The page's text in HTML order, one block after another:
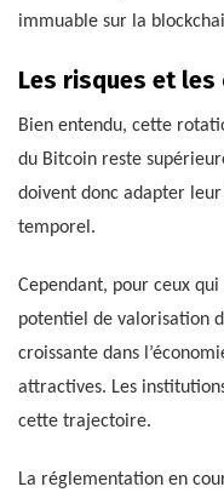
immuable sur la
Les risques et
Bien entendu, cette
du Bitcoin reste
doivent donc adapter
temporel.
Cependant, pour ceux
potentiel de valorisation
croissante dans
attractives. Les
cette trajectoire.
La réglementation en